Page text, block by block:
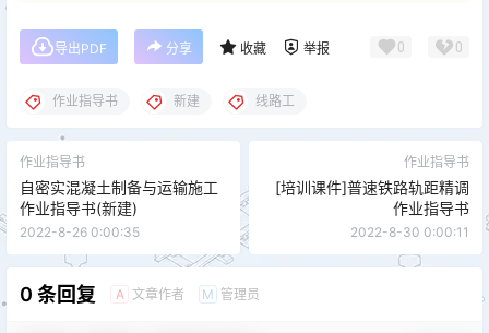
导出PDF 分享 收藏 举报 0 0
作业指导书 新建 线路工
作业指导书
自密实混凝土制备与运输施工
作业指导书(新建)
2022-8-26 0:00:35
作业指导书
[培训课件]普速铁路轨距精调
作业指导书
2022-8-30 0:00:11
0 条回复 A 文章作者 M 管理员